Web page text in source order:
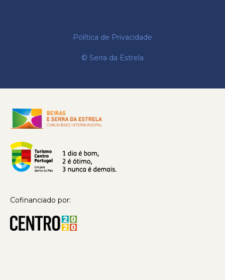
© Serra da Estrela
Política de Privacidade
Cofinanciado por: